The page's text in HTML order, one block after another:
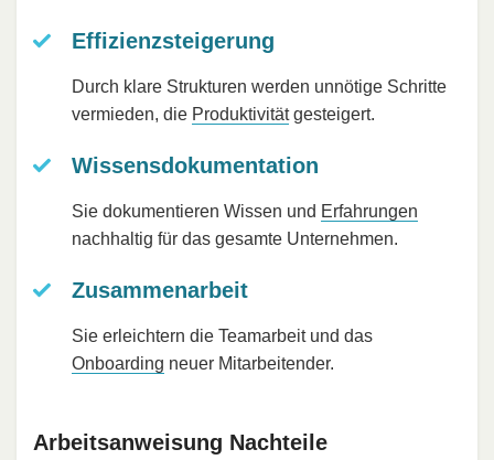
Effizienzsteigerung
Durch klare Strukturen werden unnötige Schritte
vermieden, die Produktivitätgesteigert.
Wissensdokumentation
Sie dokumentieren Wissen und Erfahrungen
nachhaltig für das gesamte Unternehmen.
Zusammenarbeit
Sie erleichtern die Teamarbeit und das
Onboarding neuer Mitarbeitender.
Arbeitsanweisung Nachteile